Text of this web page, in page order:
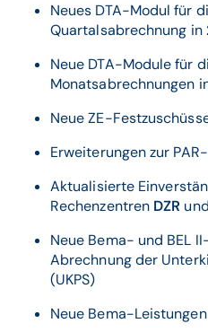
Neues DTA-Modul für
Quartalsabrechnung in
Neue DTA-Module für
Monatsabrechnungen
Neue ZE-
Erweiterungen zur
Aktualisierte
Rechenzentren DZR und
Neue Bema- und BEL
Abrechnung der
(UKPS)
Neue Bema-Leistungen